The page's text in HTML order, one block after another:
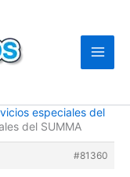
especiales del
del SUMMA
#81360